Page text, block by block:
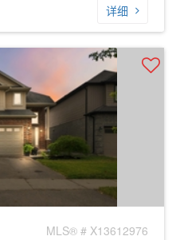
详细
MLS® # X13612976